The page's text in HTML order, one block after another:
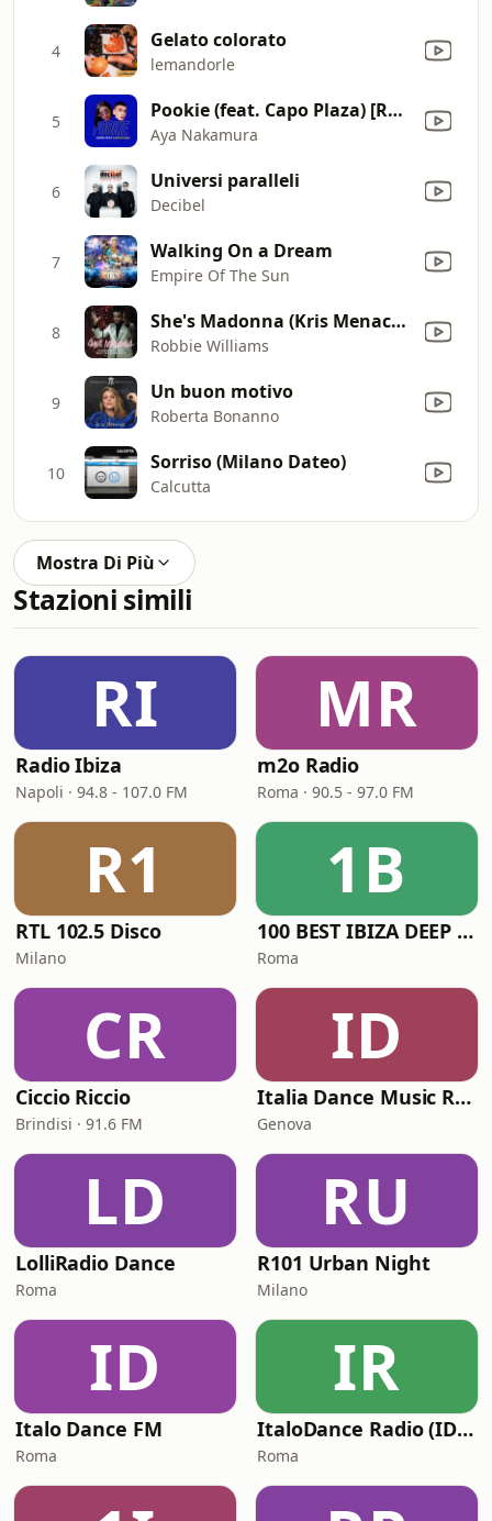
4 Gelato colorato
lemandorle
5 Pookie (feat. Capo Plaza) [Remix]
Aya Nakamura
6 Universi paralleli
Decibel
7 Walking On a Dream
Empire Of The Sun
8 She's Madonna (Kris Menace Dub)
Robbie Williams
9 Un buon motivo
Roberta Bonanno
10 Sorriso (Milano Dateo)
Calcutta
Mostra Di Più
Stazioni simili
RI
Radio Ibiza
Napoli · 94.8 - 107.0 FM
MR
m2o Radio
Roma · 90.5 - 97.0 FM
R1
RTL 102.5 Disco
Milano
1B
100 BEST IBIZA DEEP HOUSE
Roma
CR
Ciccio Riccio
Brindisi · 91.6 FM
ID
Italia Dance Music Radio
Genova
LD
LolliRadio Dance
Roma
RU
R101 Urban Night
Milano
ID
Italo Dance FM
Roma
IR
ItaloDance Radio (IDN – Italian Dance Network)
Roma